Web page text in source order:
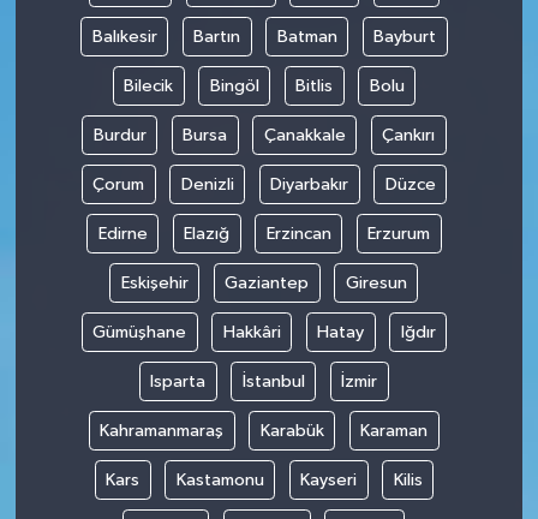
Balıkesir Bartın Batman Bayburt
Bilecik Bingöl Bitlis Bolu
Burdur Bursa Çanakkale Çankırı
Çorum Denizli Diyarbakır Düzce
Edirne Elazığ Erzincan Erzurum
Eskişehir Gaziantep Giresun
Gümüşhane Hakkâri Hatay Iğdır
Isparta İstanbul İzmir
Kahramanmaraş Karabük Karaman
Kars Kastamonu Kayseri Kilis